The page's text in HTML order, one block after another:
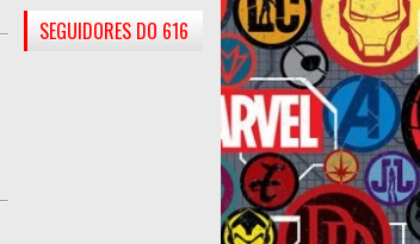
SEGUIDORES DO 616